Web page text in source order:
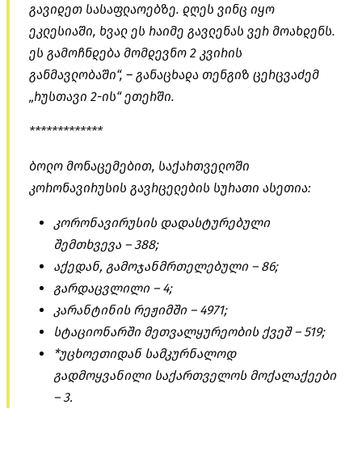
გავიდეთ სასაფლაოებზე. დღეს ვინც იყო
ეკლესიაში, ხვალ ეს რაიმე გავლენას ვერ მოახდენს.
ეს გამოჩნდება მომდევნო 2 კვირის
განმავლობაში“, – განაცხადა თენგიზ ცერცვაძემ
„რუსთავი 2-ის“ ეთერში.
*************
ბოლო მონაცემებით, საქართველოში
კორონავირუსის გავრცელების სურათი ასეთია:
კორონავირუსის დადასტურებული
შემთხვევა –388;
აქედან, გამოჯანმრთელებული – 86;
გარდაცვლილი – 4;
კარანტინის რეჟიმში – 4971;
სტაციონარში მეთვალყურეობის ქვეშ – 519;
*უცხოეთიდან სამკურნალოდ
გადმოყვანილი საქართველოს მოქალაქეები
–3.